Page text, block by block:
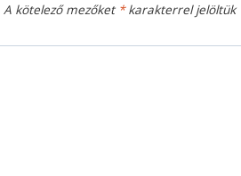
A kötelező mezőket *karakterrel jelöltük